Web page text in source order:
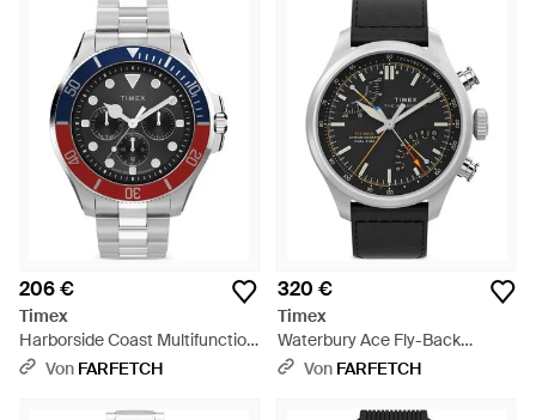
206 €
Timex
Harborside Coast Multifunction
Armbanduhr 43Mm - Grau
Von FARFETCH
320 €
Timex
Waterbury Ace Fly-Back
Armbanduhr 43Mm - Schwarz
Von FARFETCH